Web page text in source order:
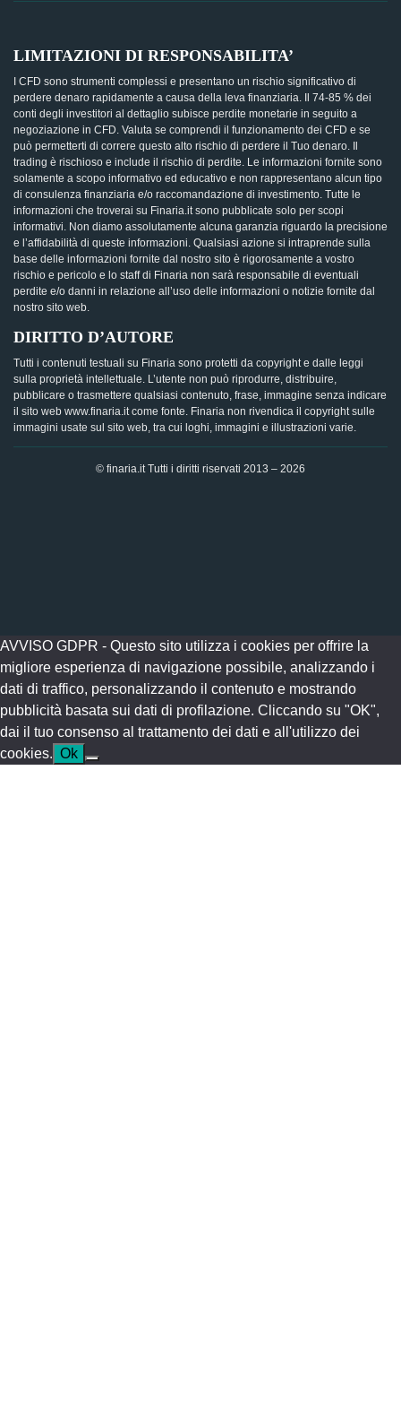
LIMITAZIONI DI RESPONSABILITA’
I CFD sono strumenti complessi e presentano un rischio significativo di
perdere denaro rapidamente a causa della leva finanziaria. Il 74-85 % dei
conti degli investitori al dettaglio subisce perdite monetarie in seguito a
negoziazione in CFD. Valuta se comprendi il funzionamento dei CFD e se
può permetterti di correre questo alto rischio di perdere il Tuo denaro. Il
trading è rischioso e include il rischio di perdite. Le informazioni fornite sono
solamente a scopo informativo ed educativo e non rappresentano alcun tipo
di consulenza finanziaria e/o raccomandazione di investimento. Tutte le
informazioni che troverai su Finaria.it sono pubblicate solo per scopi
informativi. Non diamo assolutamente alcuna garanzia riguardo la precisione
e l’affidabilità di queste informazioni. Qualsiasi azione si intraprende sulla
base delle informazioni fornite dal nostro sito è rigorosamente a vostro
rischio e pericolo e lo staff di Finaria non sarà responsabile di eventuali
perdite e/o danni in relazione all’uso delle informazioni o notizie fornite dal
nostro sito web.
DIRITTO D’AUTORE
Tutti i contenuti testuali su Finaria sono protetti da copyright e dalle leggi
sulla proprietà intellettuale. L’utente non può riprodurre, distribuire,
pubblicare o trasmettere qualsiasi contenuto, frase, immagine senza indicare
il sito web www.finaria.it come fonte. Finaria non rivendica il copyright sulle
immagini usate sul sito web, tra cui loghi, immagini e illustrazioni varie.
© finaria.it Tutti i diritti riservati 2013 – 2026
AVVISO GDPR - Questo sito utilizza i cookies per offrire la
migliore esperienza di navigazione possibile, analizzando i
dati di traffico, personalizzando il contenuto e mostrando
pubblicità basata sui dati di profilazione. Cliccando su "OK",
dai il tuo consenso al trattamento dei dati e all'utilizzo dei
cookies. Ok